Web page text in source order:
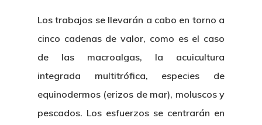
Los trabajos se llevarán a cabo en torno a
cinco cadenas de valor, como es el caso
de las macroalgas, la acuicultura
integrada multitrófica, especies de
equinodermos (erizos de mar), moluscos y
pescados. Los esfuerzos se centrarán en